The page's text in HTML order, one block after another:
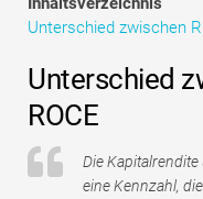
Vollständige Form
Risikomanagement-
Unterschied zwischen
Unterschied
ROCE
Die Kapitalrendite
eine Kennzahl,